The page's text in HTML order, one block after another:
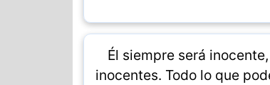
Él siempre será
inocentes. Todo lo que